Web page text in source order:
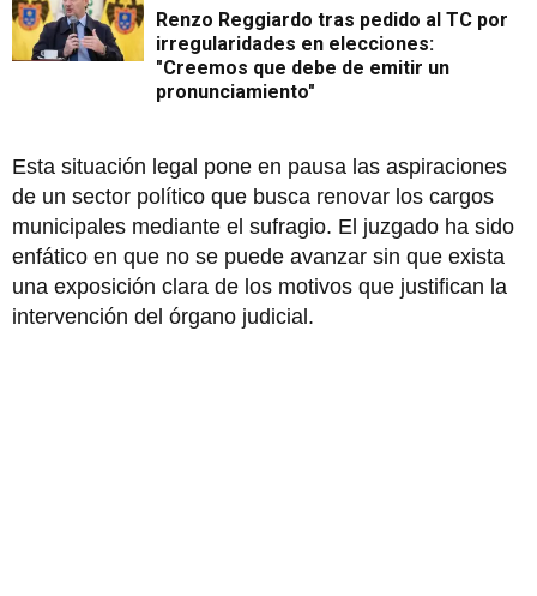
Renzo Reggiardo tras pedido al TC por
irregularidades en elecciones:
"Creemos que debe de emitir un
pronunciamiento"
Esta situación legal pone en pausa las aspiraciones
de un sector político que busca renovar los cargos
municipales mediante el sufragio. El juzgado ha sido
enfático en que no se puede avanzar sin que exista
una exposición clara de los motivos que justifican la
intervención del órgano judicial.